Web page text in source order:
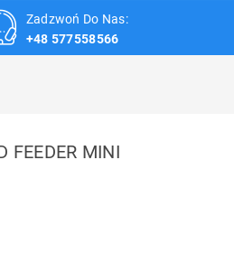
Zadzwoń Do Nas:
+48 577558566
FEEDER MINI